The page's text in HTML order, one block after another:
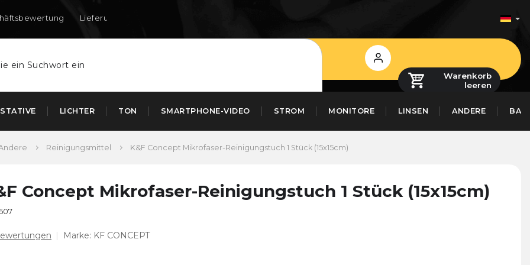
Lieferung nach DE und AT
Login
Warenkorb
leeren
STATIVE LICHTER TON SMARTPHONE-VIDEO STROM MONITORE LINSEN ANDERE
Reinigungsmittel K&F Concept Mikrofaser-Reinigungstuch 1 Stück (15x15cm)
Concept Mikrofaser-Reinigungstuch 1 Stück (15x15cm)
Marke: KF CONCEPT